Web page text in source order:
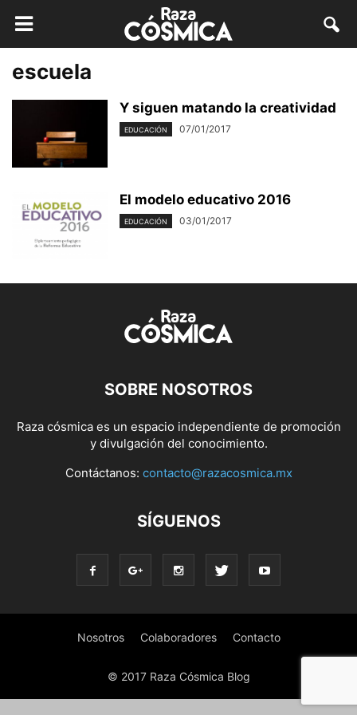
escuela
Y siguen matando la creatividad
EDUCACIÓN 07/01/2017
El modelo educativo 2016
EDUCACIÓN 03/01/2017
SOBRE NOSOTROS
Raza cósmica es un espacio independiente de promoción
y divulgación del conocimiento.
Contáctanos: contacto@razacosmica.mx
SÍGUENOS
Nosotros Colaboradores Contacto
© 2017 Raza Cósmica Blog